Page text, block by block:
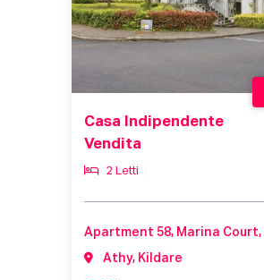
Casa Indipendente
Vendita
2 Letti
Athy, Kildare